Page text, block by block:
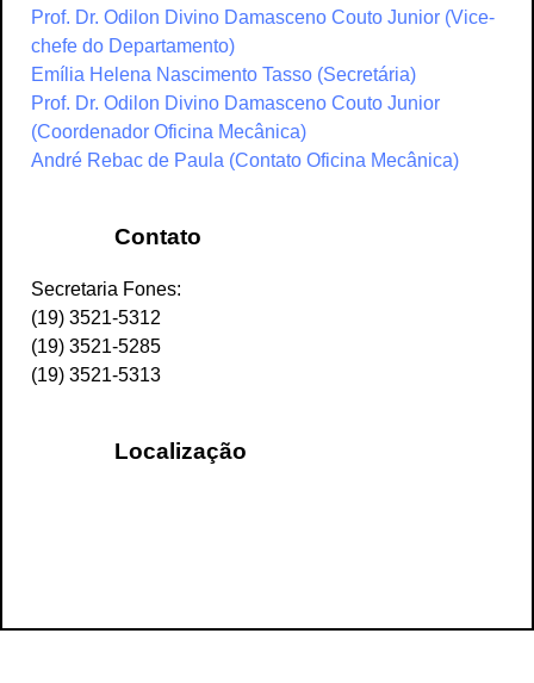
Prof. Dr. Odilon Divino Damasceno Couto Junior (Vice-
chefe do Departamento)
Emília Helena Nascimento Tasso (Secretária)
Prof. Dr. Odilon Divino Damasceno Couto Junior
(Coordenador Oficina Mecânica)
André Rebac de Paula (Contato Oficina Mecânica)
Contato
Secretaria Fones:
(19) 3521-5312
(19) 3521-5285
(19) 3521-5313
Localização